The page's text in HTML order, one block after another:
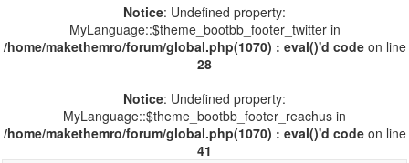
Notice: Undefined property:
MyLanguage::$theme_bootbb_footer_twitter in
/home/makethemro/forum/global.php(1070) : eval()'d codeon line
28
Notice: Undefined property:
MyLanguage::$theme_bootbb_footer_reachus in
/home/makethemro/forum/global.php(1070) : eval()'d codeon line
41